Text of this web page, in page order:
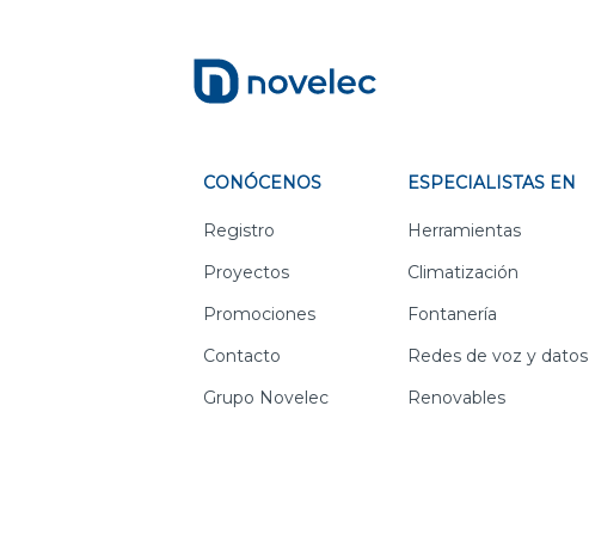
CONÓCENOS
Registro
Proyectos
Promociones
Contacto
Grupo Novelec
ESPECIALISTAS EN
Herramientas
Climatización
Fontanería
Redes de voz y datos
Renovables